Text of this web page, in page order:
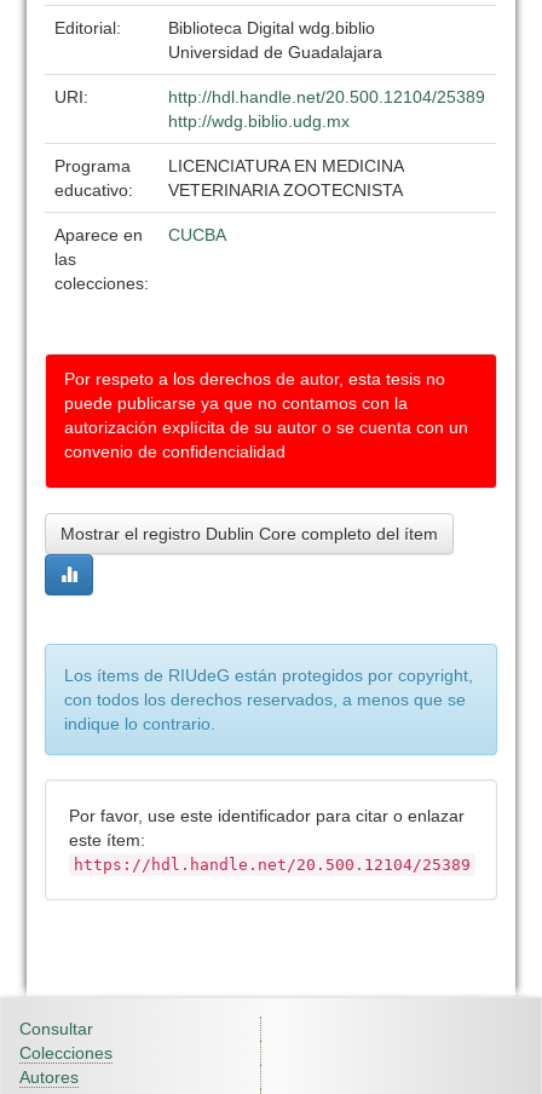
Editorial:
Biblioteca Digital wdg.biblio
Universidad de Guadalajara
URI:
http://hdl.handle.net/20.500.12104/25389
http://wdg.biblio.udg.mx
Programa
educativo:
LICENCIATURA EN MEDICINA
VETERINARIA ZOOTECNISTA
Aparece en
las
colecciones:
CUCBA
Por respeto a los derechos de autor, esta tesis no
puede publicarse ya que no contamos con la
autorización explícita de su autor o se cuenta con un
convenio de confidencialidad
Mostrar el registro Dublin Core completo del ítem
Los ítems de RIUdeG están protegidos por copyright,
con todos los derechos reservados, a menos que se
indique lo contrario.
Por favor, use este identificador para citar o enlazar
este ítem:
https://hdl.handle.net/20.500.12104/25389
Consultar
Colecciones
Autores